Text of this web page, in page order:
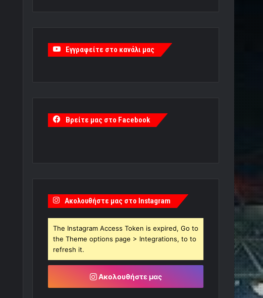
Εγγραφείτε στο κανάλι μας
Βρείτε μας στο Facebook
Ακολουθήστε μας στο Instagram
The Instagram Access Token is expired, Go to
the Theme options page > Integrations, to to
refresh it.
Ακολουθήστε μας